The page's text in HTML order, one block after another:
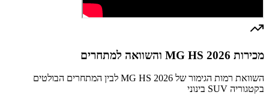
מכירות MG HS 2026 והשוואה למתחרים
השוואת רמות הגימור של MG HS 2026 לבין המתחרים הבולטים
בקטגוריה SUV בינוני